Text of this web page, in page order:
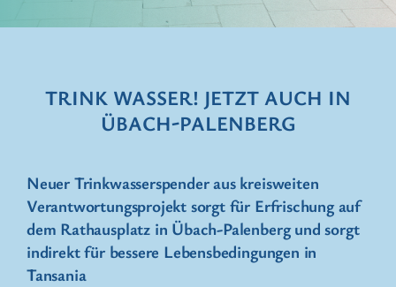
TRINK WASSER! JETZT AUCH IN
ÜBACH-PALENBERG
Neuer Trinkwasserspender aus kreisweiten
Verantwortungsprojekt sorgt für Erfrischung auf
dem Rathausplatz in Übach-Palenberg und sorgt
indirekt für bessere Lebensbedingungen in
Tansania